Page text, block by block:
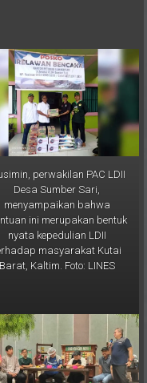
perwakilan PAC LDII
Desa Sumber Sari,
menyampaikan bahwa
ini merupakan bentuk
nyata kepedulian LDII
masyarakat Kutai
Kaltim. Foto: LINES